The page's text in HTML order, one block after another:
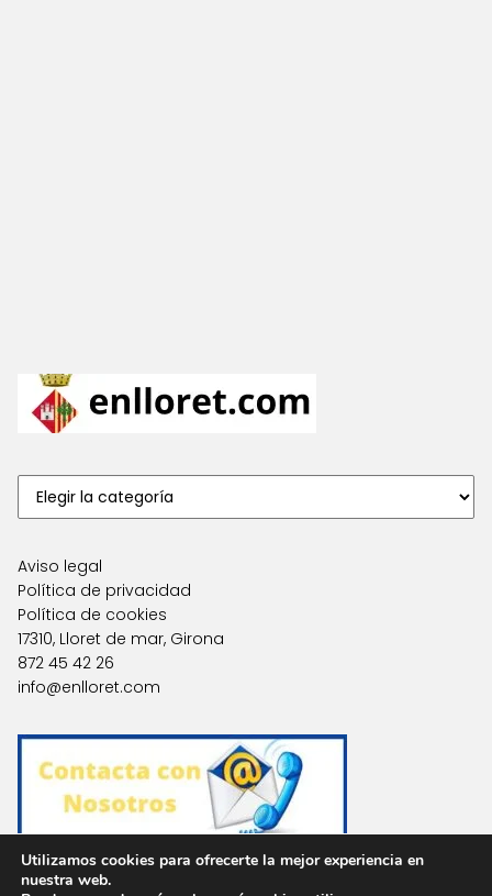
Aviso legal
Política de privacidad
Política de cookies
17310, Lloret de mar, Girona
872 45 42 26
info@enlloret.com
Utilizamos cookies para ofrecerte la mejor experiencia en
nuestra web.